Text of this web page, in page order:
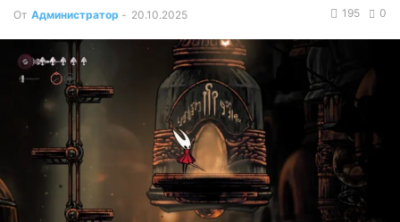
От Администратор - 20.10.2025 0
195